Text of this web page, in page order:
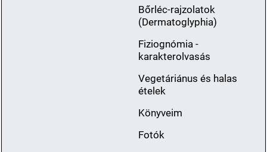
Bőrléc-rajzolatok
(Dermatoglyphia)
Fiziognómia -
karakterolvasás
Vegetáriánus és halas
ételek
Könyveim
Fotók